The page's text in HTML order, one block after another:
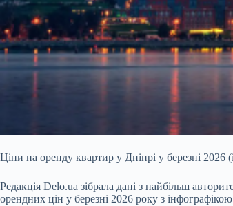
Ціни на оренду квартир у Дніпрі у березні 2026
Редакція Delo.ua зібрала дані з найбільш
орендних цін у березні 2026 року з